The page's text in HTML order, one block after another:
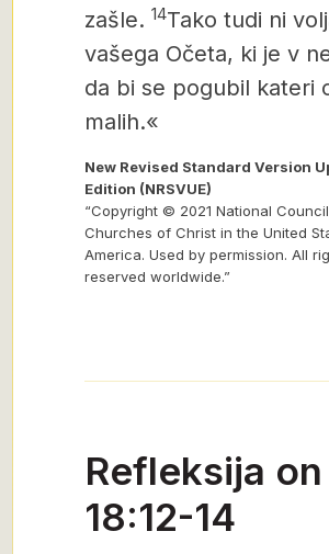
zašle. 14Tako tudi ni
vašega Očeta, ki je v
da bi se pogubil kateri
malih.«
New Revised Standard Version
Edition (NRSVUE)
“Copyright © 2021 National
Churches of Christ in the United
America. Used by permission. All
reserved worldwide.”
Refleksija
18:12-14